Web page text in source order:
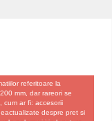
referitoare la
mm, dar rareori se
cum ar fi: accesorii
despre pret si